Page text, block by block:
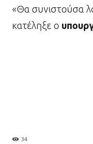
«Θα συνιστούσα
κατέληξε ο
34